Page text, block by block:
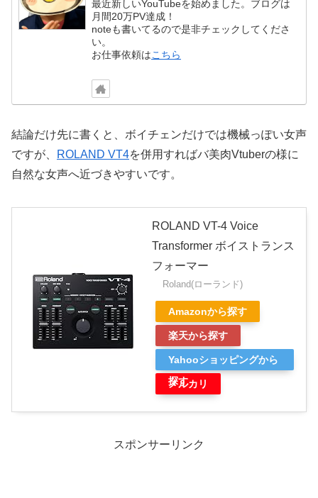
最近新しいYouTubeを始めました。ブログは
月間20万PV達成！
noteも書いてるので是非チェックしてくださ
い。
お仕事依頼はこちら
結論だけ先に書くと、ボイチェンだけでは機械っぽい女声
ですが、
ROLAND VT4を併用すればバ美肉Vtuberの様に
自然な女声へ近づきやすいです。
ROLAND VT-4 Voice
Transformer ボイストランス
フォーマー
Roland(ローランド)
Amazonから探す
楽天から探す
Yahooショッピングから
探す
メルカリ
スポンサーリンク